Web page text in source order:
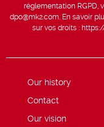
réglementation RGPD,
dpo@mk2.com. En savoir
sur vos droits :
Our history
Contact
Our vision